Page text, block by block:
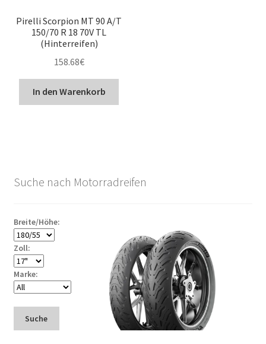
Pirelli Scorpion MT 90 A/T
150/70 R 18 70V TL
(Hinterreifen)
158.68€
In den Warenkorb
Suche nach Motorradreifen
Breite/Höhe:
Zoll:
Marke:
Suche